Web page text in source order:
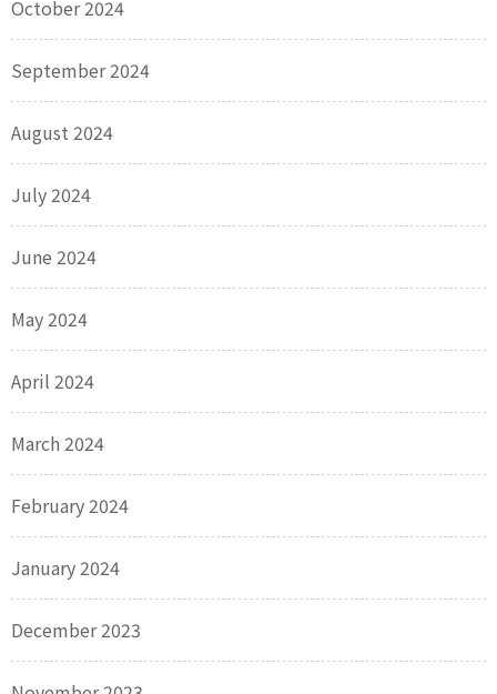
October 2024
September 2024
August 2024
July 2024
June 2024
May 2024
April 2024
March 2024
February 2024
January 2024
December 2023